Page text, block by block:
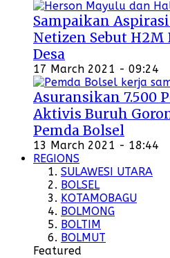
Sampaikan
Netizen Sebut
Desa
17 March 2021 - 09:24
Asuransikan 7.500
Aktivis Buruh
Pemda Bolsel
13 March 2021 - 18:44
REGIONS
SULAWESI UTARA
BOLSEL
KOTAMOBAGU
BOLMONG
BOLTIM
BOLMUT
Featured